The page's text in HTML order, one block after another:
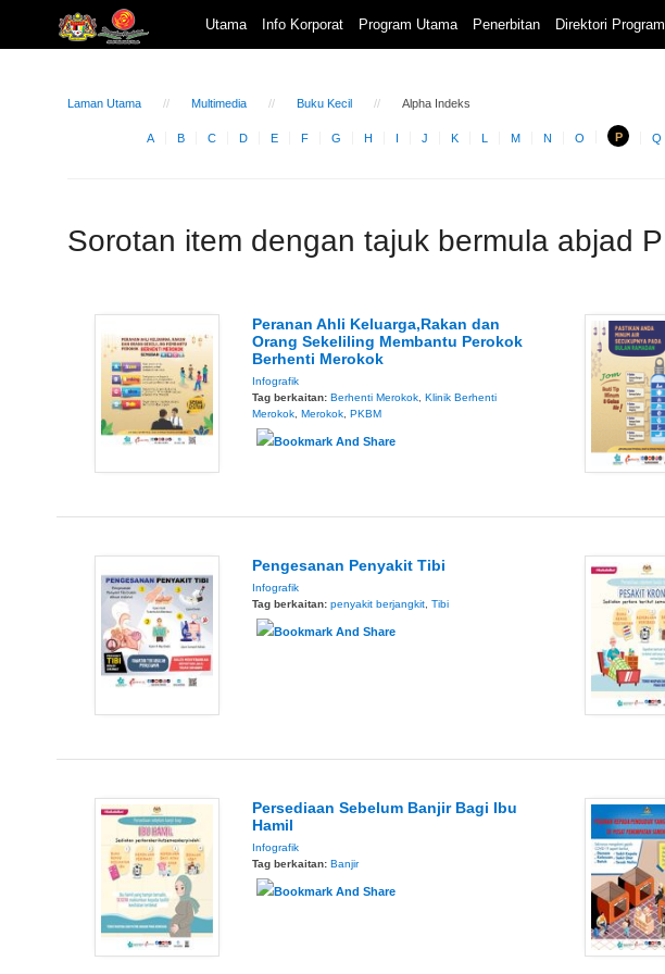
Utama Info Korporat Program Utama Penerbitan Direktori Program
Laman Utama Multimedia Buku Kecil Alpha Indeks
A B C D E F G H I J K L M N O P Q
Sorotan item dengan tajuk bermula abjad P
Peranan Ahli Keluarga,Rakan dan
Orang Sekeliling Membantu Perokok
Berhenti Merokok
Infografik
Tag berkaitan: Berhenti Merokok Klinik Berhenti
Merokok Merokok PKBM
Pengesanan Penyakit Tibi
Infografik
Tag berkaitan: penyakit berjangkit, Tibi
Persediaan Sebelum Banjir Bagi Ibu
Hamil
Infografik
Tag berkaitan: Banjir